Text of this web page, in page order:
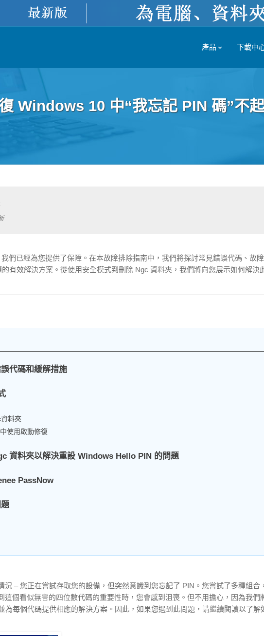
產品 下載中
Windows 10 中“我忘記 PIN 碼”不
們已經為您提供了保障。在本故障排除指南中，我們將探討常見錯誤代碼、故
有效解決方案。從使用安全模式到刪除 Ngc 資料夾，我們將向您展示如何解決
代碼和緩解措施
料夾
使用啟動修復
資料夾以解決重設 Windows Hello PIN 的問題
PassNow
況 – 您正在嘗試存取您的設備，但突然意識到您忘記了 PIN。您嘗試了多種組合
這個看似無害的四位數代碼的重要性時，您會感到沮喪。但不用擔心，因為我們
為每個代碼提供相應的解決方案。因此，如果您遇到此問題，請繼續閱讀以了解